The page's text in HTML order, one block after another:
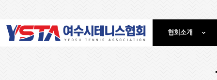
협회소개